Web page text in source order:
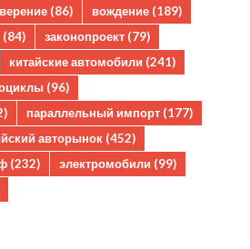
(86) вождение (189)
(84) законопроект (79)
китайские автомобили (241)
(96)
параллельный импорт (177)
авторынок (452)
(232) электромобили (99)